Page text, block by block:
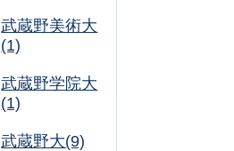
武蔵野美術大
(1)
武蔵野学院大
(1)
武蔵野大(9)